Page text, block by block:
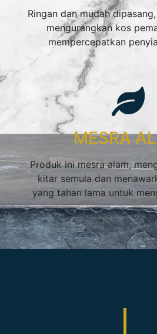
Ringan dan mudah
mengurangkan kos
mempercepatkan
MESRA
Produk ini mesra alam,
kitar semula dan
yang tahan lama untuk